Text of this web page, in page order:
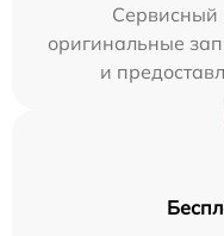
Сервисный
оригинальные
и